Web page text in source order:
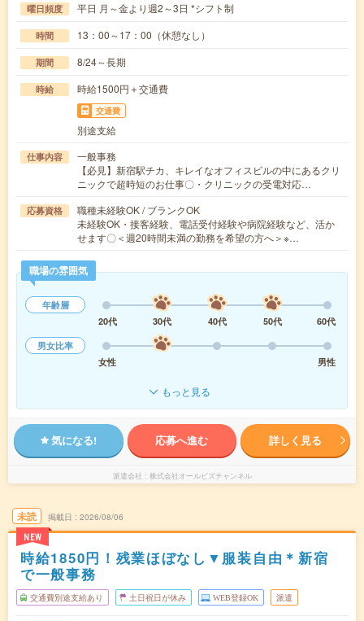
曜日頻度 平日 月～金より週2～3日 *シフト制
時間 13：00～17：00（休憩なし）
期間 8/24～長期
時給 時給1500円＋交通費
交通費
別途支給
仕事内容
一般事務
【必見】新宿駅チカ、キレイなオフィスビルの中にあるクリ
ニックで超時短のお仕事〇・クリニックの受電対応…
応募資格
職種未経験OK / ブランクOK
未経験OK・接客経験、電話受付経験や病院経験など、活か
せます〇＜週20時間未満の勤務を希望の方へ＞※…
職場の雰囲気
年齢層
20代
30代 40代 50代
60代
男女比率
女性
男性
もっと見る
気になる! 応募へ進む 詳しく見る
派遣会社 株式会社オールビズチャンネル
未読
NEW
掲載日 2026/08/06
時給1850円！残業ほぼなし▼服装自由＊新宿
で一般事務
交通費別途支給あり 土日祝日が休み WEB登録OK 派遣